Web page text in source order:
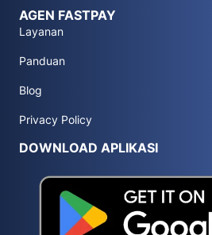
AGEN FASTPAY
Layanan
Panduan
Blog
Privacy Policy
DOWNLOAD APLIKASI